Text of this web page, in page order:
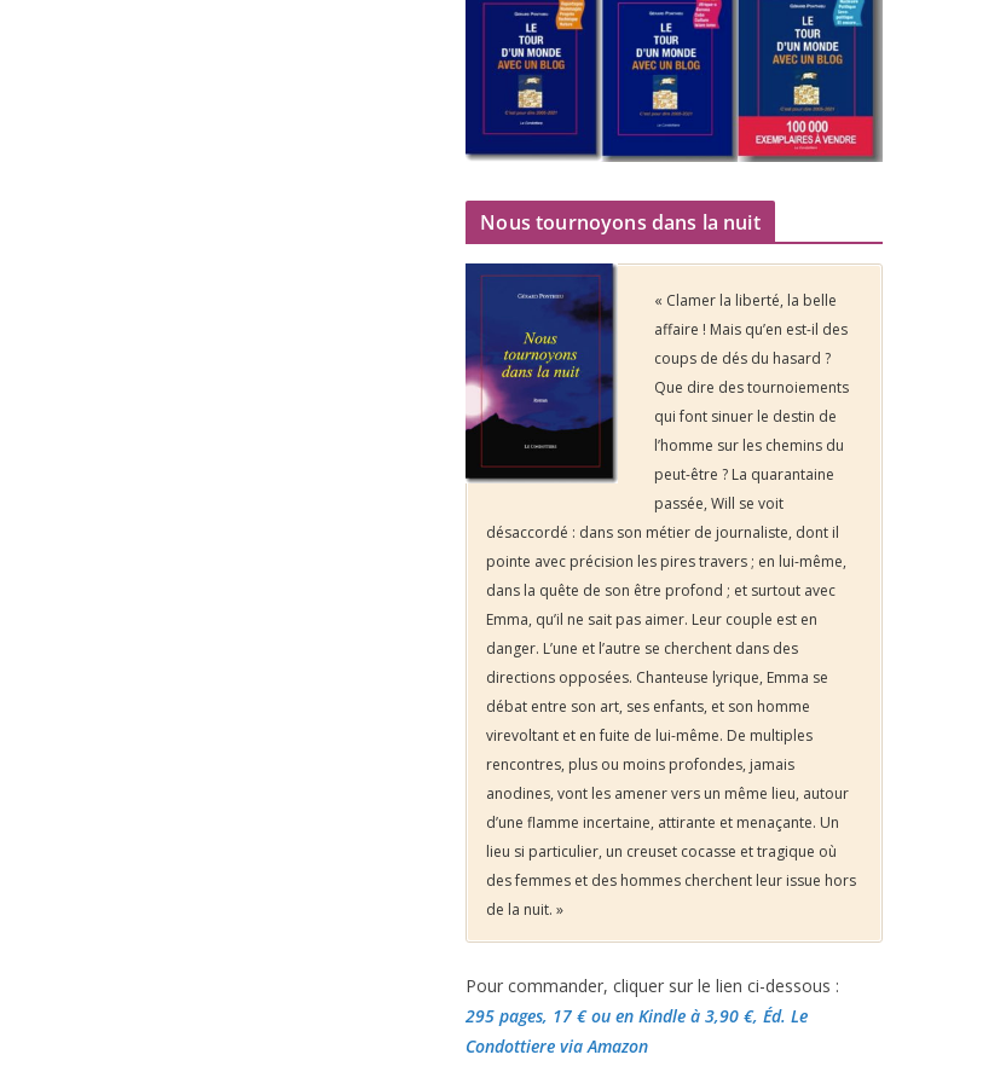
Nous tournoyons dans la nuit
« Clamer la liberté, la belle
affaire ! Mais qu’en est-il des
coups de dés du hasard ?
Que dire des tournoiements
qui font sinuer le destin de
l’homme sur les chemins du
peut-être ? La quarantaine
passée, Will se voit
désaccordé : dans son métier de journaliste, dont il
pointe avec précision les pires travers ; en lui-même,
dans la quête de son être profond ; et surtout avec
Emma, qu’il ne sait pas aimer. Leur couple est en
danger. L’une et l’autre se cherchent dans des
directions opposées. Chanteuse lyrique, Emma se
débat entre son art, ses enfants, et son homme
virevoltant et en fuite de lui-même. De multiples
rencontres, plus ou moins profondes, jamais
anodines, vont les amener vers un même lieu, autour
d’une flamme incertaine, attirante et menaçante. Un
lieu si particulier, un creuset cocasse et tragique où
des femmes et des hommes cherchent leur issue hors
de la nuit. »
Pour commander, cliquer sur le lien ci-dessous :
295 pages, 17 €ou en Kindle à 3,90 €, Éd. Le
Condottiere via Amazon